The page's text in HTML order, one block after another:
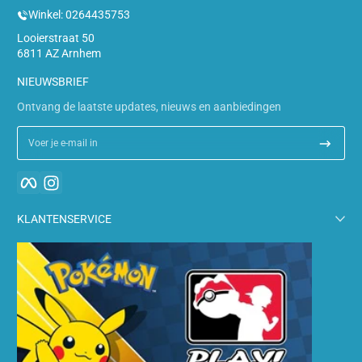
Winkel: 0264435753
Looierstraat 50
6811 AZ Arnhem
NIEUWSBRIEF
Ontvang de laatste updates, nieuws en aanbiedingen
Voer je e-mail in
Facebook
KLANTENSERVICE